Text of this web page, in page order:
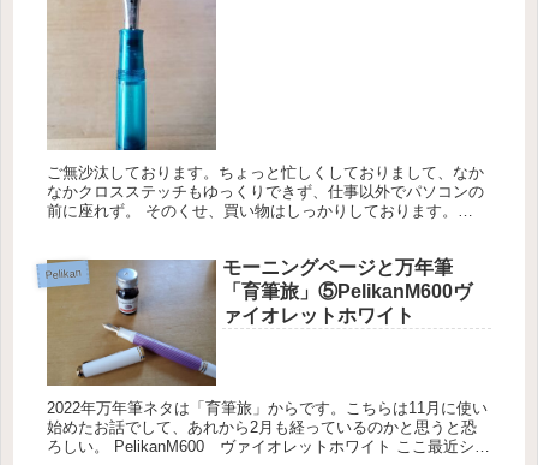
ご無沙汰しております。ちょっと忙しくしておりまして、なか
なかクロスステッチもゆっくりできず、仕事以外でパソコンの
前に座れず。 そのくせ、買い物はしっかりしております。
Pelikan
モーニングページと万年筆
「育筆旅」⑤PelikanM600ヴ
ァイオレットホワイト
2022年万年筆ネタは「育筆旅」からです。こちらは11月に使い
始めたお話でして、あれから2月も経っているのかと思うと恐
ろしい。 PelikanM600 ヴァイオレットホワイト ここ最近ショ